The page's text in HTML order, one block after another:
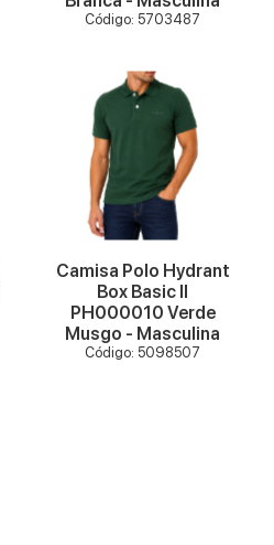
Código: 5703487
VER MAIS
Camisa Polo Hydrant
Box Basic II
PH000010 Verde
Musgo - Masculina
Código: 5098507